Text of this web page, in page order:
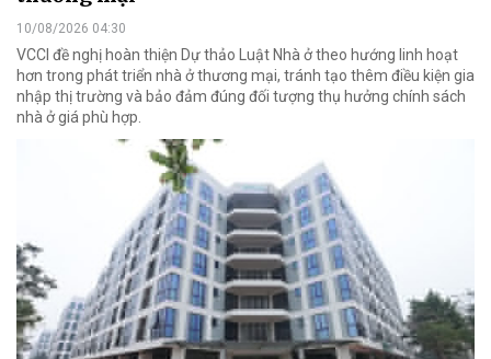
10/08/2026 04:30
VCCI đề nghị hoàn thiện Dự thảo Luật Nhà ở theo hướng linh hoạt
hơn trong phát triển nhà ở thương mại, tránh tạo thêm điều kiện gia
nhập thị trường và bảo đảm đúng đối tượng thụ hưởng chính sách
nhà ở giá phù hợp.